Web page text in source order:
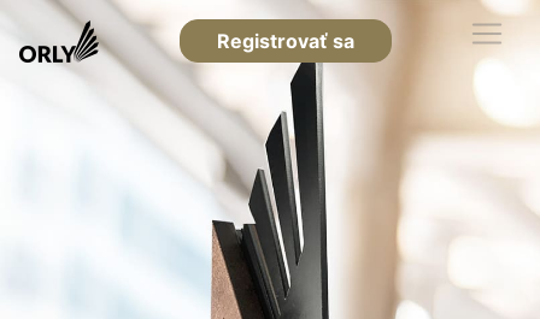
Registrovať sa